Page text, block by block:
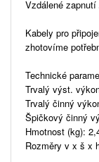
Vzdálené
Kabely pro
zhotovíme
Technické
Trvalý výst.
Trvalý činný
Špičkový činný
Hmotnost (kg):
Rozměry v x š x